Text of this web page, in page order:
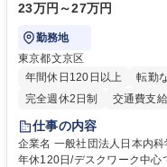
23万円～27万円
勤務地
東京都文京区
年間休日120日以上
転勤
完全週休2日制
交通費支給
仕事の内容
企業名 一般社団法人日本内科学会 求人名 第二新卒歓迎！【正
年休120日/デスクワーク中心で残業少なめ 仕事